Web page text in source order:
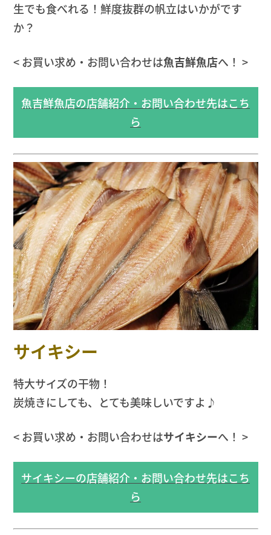
生でも食べれる！鮮度抜群の帆立はいかがです
か？
< お買い求め・お問い合わせは魚吉鮮魚店へ！ >
魚吉鮮魚店の店舗紹介・お問い合わせ先はこち
ら
サイキシー
特大サイズの干物！
炭焼きにしても、とても美味しいですよ♪
< お買い求め・お問い合わせはサイキシーへ！ >
サイキシーの店舗紹介・お問い合わせ先はこち
ら